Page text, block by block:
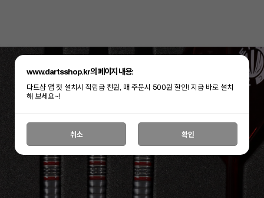
세요!
www.dartsshop.kr의 페이지 내용:
다트샵 앱 첫 설치시 적립금 천원, 매 주문시 500원 할인! 지금 바로 설치
해 보세요~!
취소 확인